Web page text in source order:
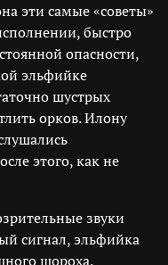
эти самые «советы»
быстро
опасности,
эльфийке
шустрых
орков. Илону
этого, как не
звуки
сигнал, эльфийка
шороха.